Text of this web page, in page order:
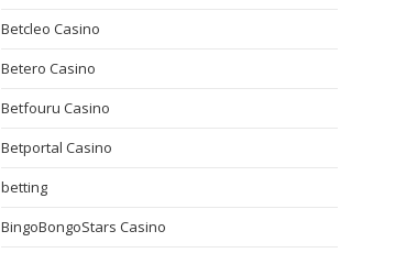
Betcleo Casino
Betero Casino
Betfouru Casino
Betportal Casino
betting
BingoBongoStars Casino